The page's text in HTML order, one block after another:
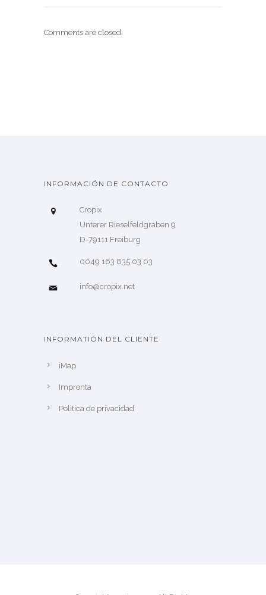
Comments are closed.
INFORMACIÓN DE CONTACTO
Cropix
Unterer Rieselfeldgraben 9
D-79111 Freiburg
0049 163 835 03 03
info@cropix.net
INFORMATIÓN DEL CLIENTE
iMap
Impronta
Politica de privacidad